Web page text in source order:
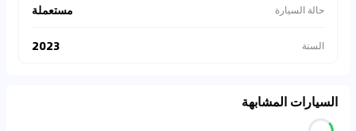
حالة السيارة مستعملة
السنة 2023
السيارات المشابهة